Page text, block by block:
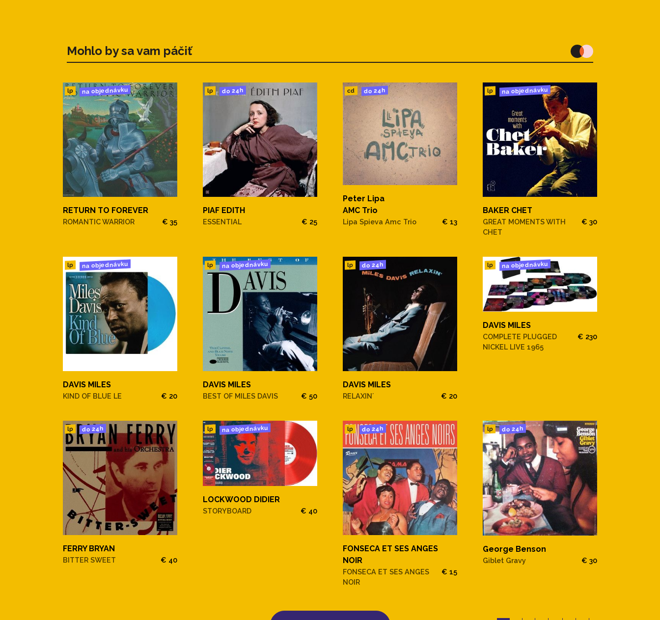
Mohlo by sa vam páčiť
lp na objednávku
RETURN TO FOREVER
ROMANTIC WARRIOR € 35
lp do 24h
PIAF EDITH
ESSENTIAL € 25
cd do 24h
Peter Lipa
AMC Trio
Lipa Spieva Amc Trio € 13
lp na objednávku
BAKER CHET
GREAT MOMENTS WITH
CHET
€ 30
lp na objednávku
DAVIS MILES
KIND OF BLUE LE € 20
lp na objednávku
DAVIS MILES
BEST OF MILES DAVIS € 50
lp do 24h
DAVIS MILES
RELAXIN´ € 20
lp na objednávku
DAVIS MILES
COMPLETE PLUGGED
NICKEL LIVE 1965
€ 230
lp do 24h
FERRY BRYAN
BITTER SWEET € 40
lp na objednávku
LOCKWOOD DIDIER
STORYBOARD € 40
lp do 24h
FONSECA ET SES ANGES
NOIR
FONSECA ET SES ANGES
NOIR
€ 15
lp do 24h
George Benson
Giblet Gravy € 30